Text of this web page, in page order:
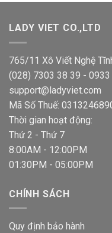
LADY VIET CO.,LTD
765/11 Xô Viết Nghệ
(028) 7303 38 39 - 0933
support@ladyviet.com
Mã Số Thuế:
Thời gian hoạt động:
Thứ 2 - Thứ 7
8:00AM - 12:00PM
01:30PM - 05:00PM
CHÍNH SÁCH
Quy định bảo hành